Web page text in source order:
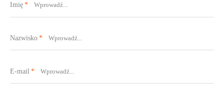
Imię
Nazwisko
E-mail